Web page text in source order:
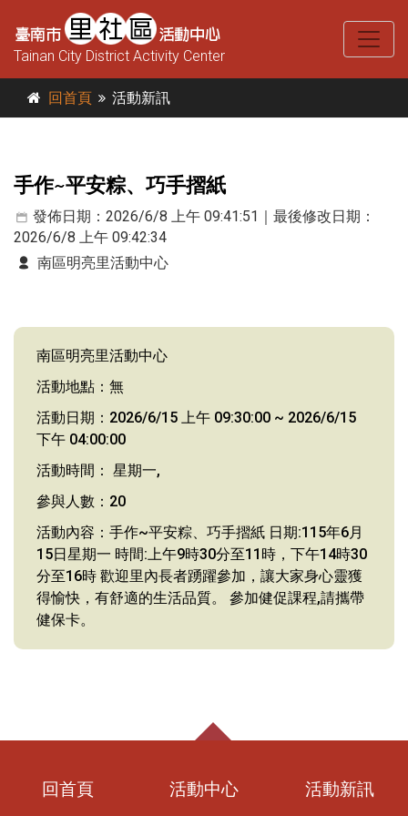
Tainan City District Activity Center
回首頁 活動新訊
手作~平安粽、巧手摺紙
發佈日期：2026/6/8 上午 09:41:51｜最後修改日期：
2026/6/8 上午 09:42:34
南區明亮里活動中心
南區明亮里活動中心
活動地點：無
活動日期：2026/6/15 上午 09:30:00 ~ 2026/6/15
下午 04:00:00
活動時間： 星期一,
參與人數：20
活動內容：手作~平安粽、巧手摺紙 日期:115年6月
15日星期一 時間:上午9時30分至11時，下午14時30
分至16時 歡迎里內長者踴躍參加，讓大家身心靈獲
得愉快，有舒適的生活品質。 參加健促課程,請攜帶
健保卡。
回首頁 活動中心 活動新訊